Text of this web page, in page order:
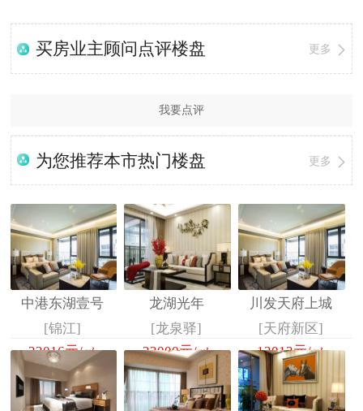
买房业主顾问点评楼盘 更多
我要点评
为您推荐本市热门楼盘 更多
中港东湖壹号
[锦江]
23016元/㎡
龙湖光年
[龙泉驿]
23000元/㎡
川发天府上城
[天府新区]
13013元/㎡